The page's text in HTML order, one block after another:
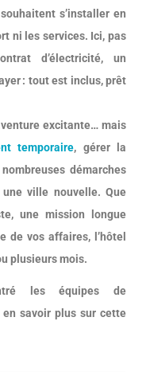
s’installer en
ni les services. Ici, pas
d’électricité, un
: tout est inclus, prêt
excitante… mais
temporaire, gérer la
démarches
ville nouvelle. Que
une mission longue
de vos affaires, l’hôtel
plusieurs mois.
les équipes de
en savoir plus sur cette